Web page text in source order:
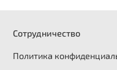
Сотрудничество
Политика